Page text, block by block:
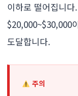
이하로 떨어집니
$20,000~$30,000
도달합니다.
주의